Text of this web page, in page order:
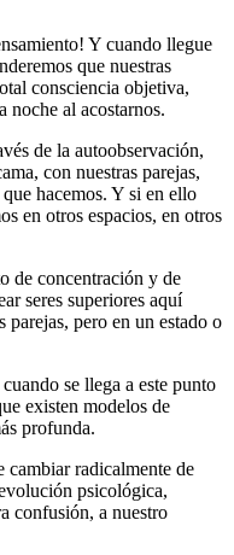
Y cuando llegue
que nuestras
consciencia objetiva,
noche al acostarnos.
de la autoobservación,
con nuestras parejas,
hacemos. Y si en ello
en otros espacios, en otros
de concentración y de
seres superiores aquí
parejas, pero en un estado o
se llega a este punto
existen modelos de
profunda.
cambiar radicalmente de
psicológica,
confusión, a nuestro